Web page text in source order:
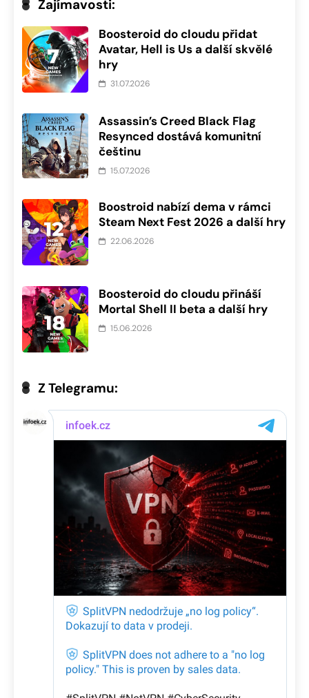
Zajímavosti:
Boosteroid do cloudu přidat
Avatar, Hell is Us a další skvělé
hry
31.07.2026
Assassin’s Creed Black Flag
Resynced dostává komunitní
češtinu
15.07.2026
Boostroid nabízí dema v rámci
Steam Next Fest 2026 a další hry
22.06.2026
Boosteroid do cloudu přináší
Mortal Shell II beta a další hry
15.06.2026
Z Telegramu: